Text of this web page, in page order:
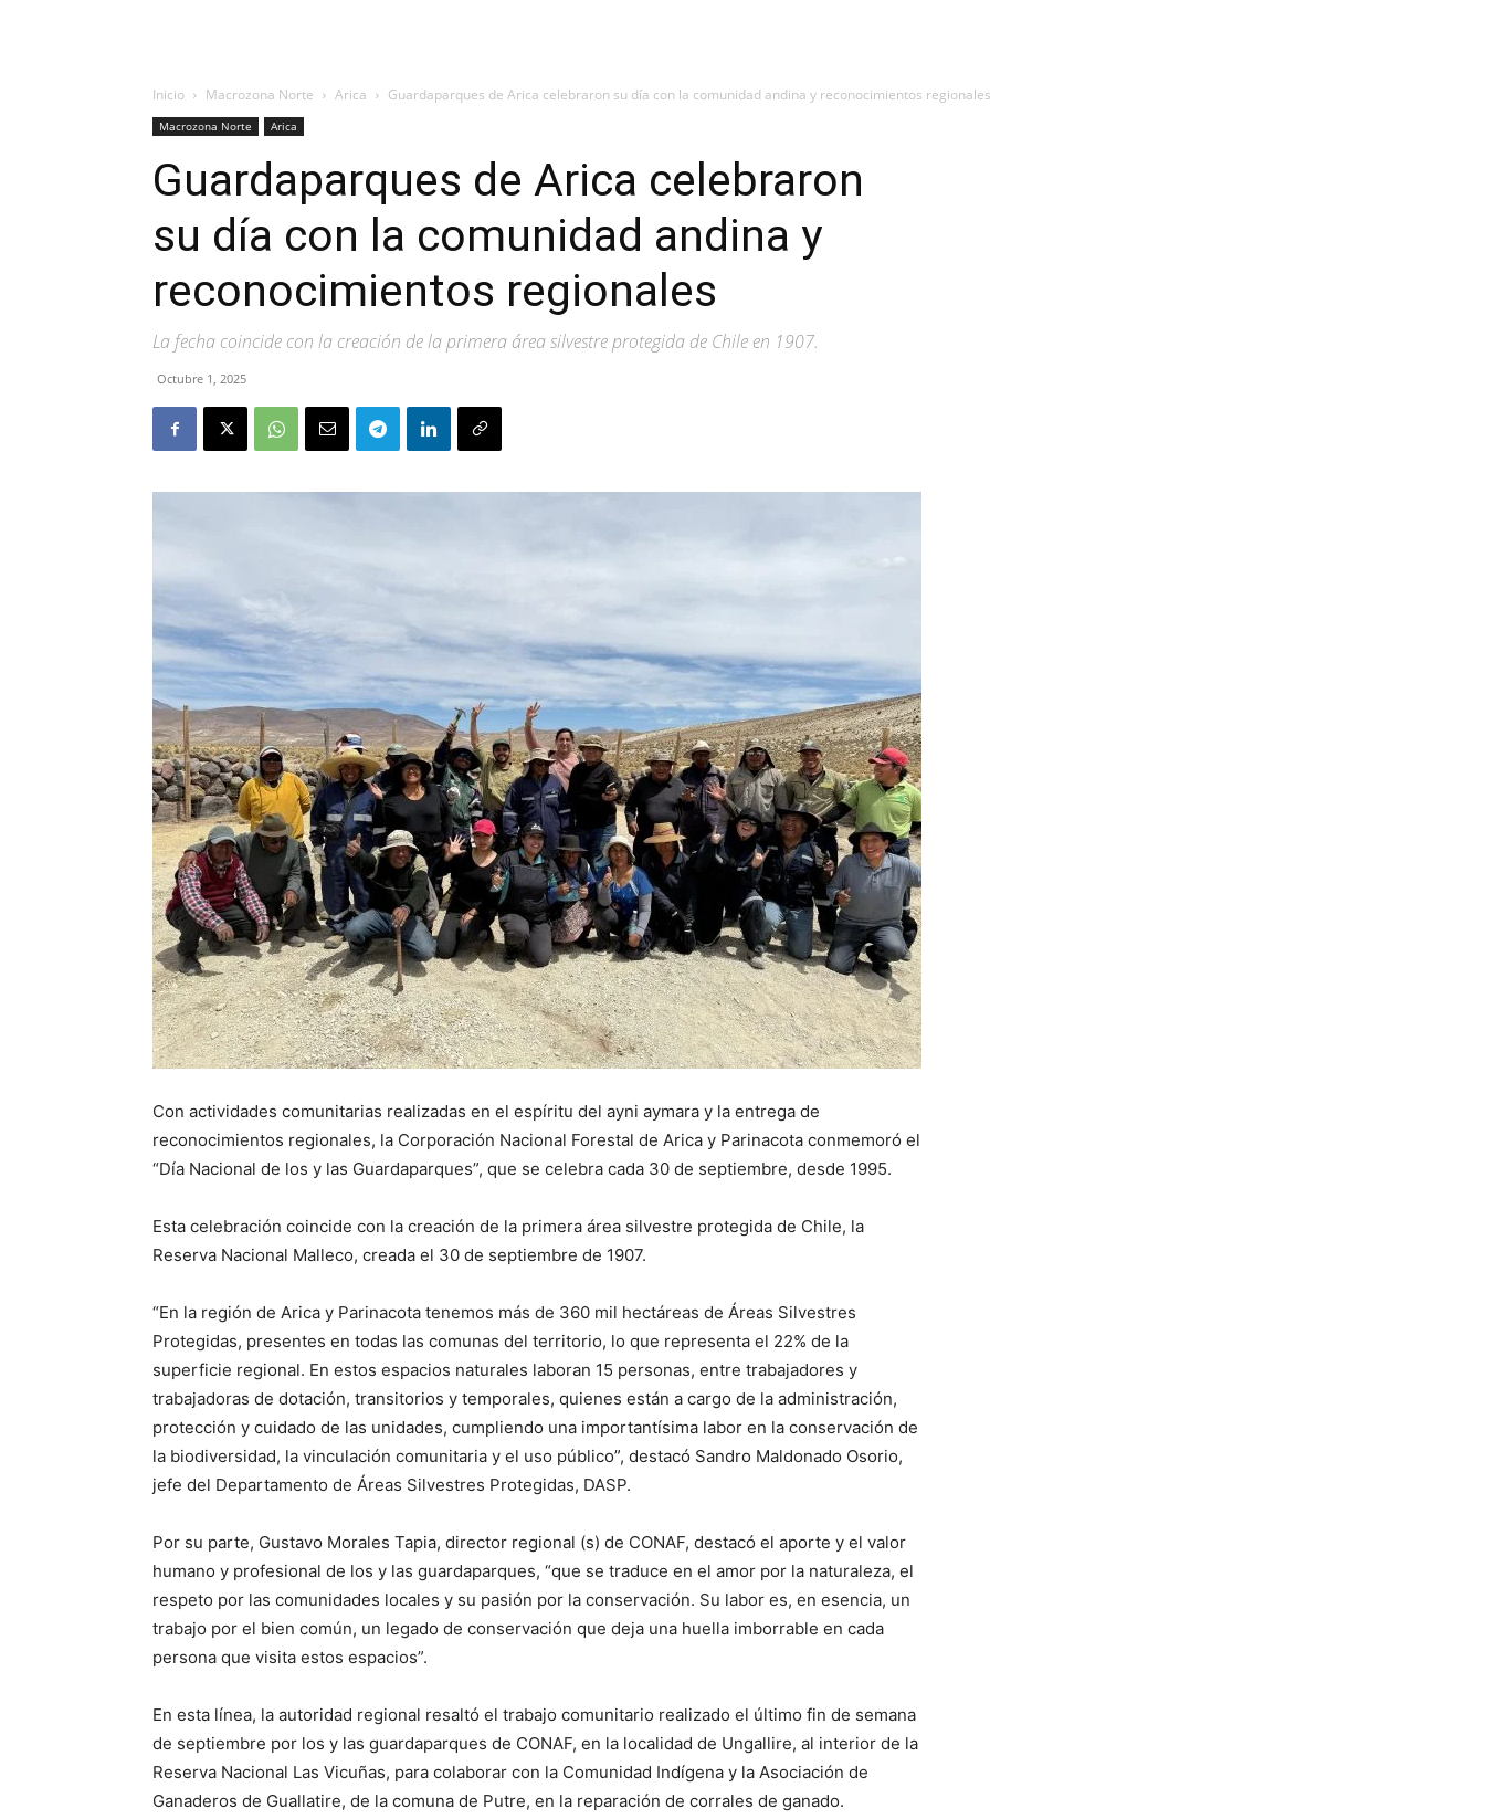
Inicio Macrozona Norte Arica Guardaparques de Arica celebraron su día con la comunidad andina y reconocimientos regionales
Macrozona Norte Arica
Guardaparques de Arica celebraron
su día con la comunidad andina y
reconocimientos regionales
La fecha coincide con la creación de la primera área silvestre protegida de Chile en 1907.
Octubre 1, 2025
Con actividades comunitarias realizadas en el espíritu del ayni aymara y la entrega de
reconocimientos regionales, la Corporación Nacional Forestal de Arica y Parinacota conmemoró el
“Día Nacional de los y las Guardaparques”, que se celebra cada 30 de septiembre, desde 1995.
Esta celebración coincide con la creación de la primera área silvestre protegida de Chile, la
Reserva Nacional Malleco, creada el 30 de septiembre de 1907.
“En la región de Arica y Parinacota tenemos más de 360 mil hectáreas de Áreas Silvestres
Protegidas, presentes en todas las comunas del territorio, lo que representa el 22% de la
superficie regional. En estos espacios naturales laboran 15 personas, entre trabajadores y
trabajadoras de dotación, transitorios y temporales, quienes están a cargo de la administración,
protección y cuidado de las unidades, cumpliendo una importantísima labor en la conservación de
la biodiversidad, la vinculación comunitaria y el uso público”, destacó Sandro Maldonado Osorio,
jefe del Departamento de Áreas Silvestres Protegidas, DASP.
Por su parte, Gustavo Morales Tapia, director regional (s) de CONAF, destacó el aporte y el valor
humano y profesional de los y las guardaparques, “que se traduce en el amor por la naturaleza, el
respeto por las comunidades locales y su pasión por la conservación. Su labor es, en esencia, un
trabajo por el bien común, un legado de conservación que deja una huella imborrable en cada
persona que visita estos espacios”.
En esta línea, la autoridad regional resaltó el trabajo comunitario realizado el último fin de semana
de septiembre por los y las guardaparques de CONAF, en la localidad de Ungallire, al interior de la
Reserva Nacional Las Vicuñas, para colaborar con la Comunidad Indígena y la Asociación de
Ganaderos de Guallatire, de la comuna de Putre, en la reparación de corrales de ganado.